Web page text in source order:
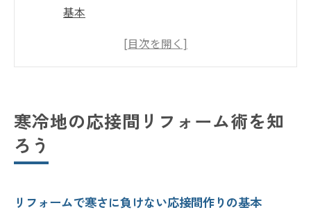
基本
江別市の冬対策リフォームのコツとは
リフォーム会社選びで失敗しないための視
断熱性を高めるリフォームの実践事例紹介
寒冷地の応接間リフォーム術を知
ろう
リフォームで寒さに負けない応接間作りの基本